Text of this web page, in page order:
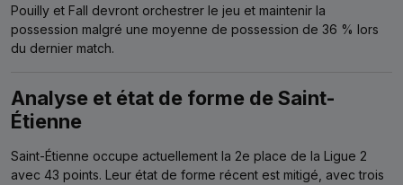
Pouilly et Fall devront orchestrer le jeu et maintenir la
possession malgré une moyenne de possession de 36 % lors
du dernier match.
Analyse et état de forme de Saint-
Étienne
Saint-Étienne occupe actuellement la 2e place de la Ligue 2
avec 43 points. Leur état de forme récent est mitigé, avec trois